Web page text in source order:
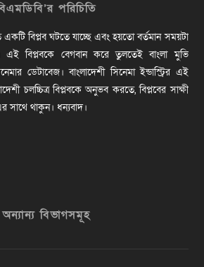
পরিচিতি
একটি বিপ্লব ঘটতে যাচ্ছে এবং হয়তো বর্তমান সময়টা
এই বিপ্লবকে বেগবান করে তুলতেই বাংলা মুভি
ডেটাবেজ। বাংলাদেশী সিনেমা ইন্ডাস্ট্রির এই
চলচ্চিত্র বিপ্লবকে অনুভব করতে, বিপ্লবের সাক্ষী
সাথে থাকুন। ধন্যবাদ।
অন্যান্য বিভাগসমূহ